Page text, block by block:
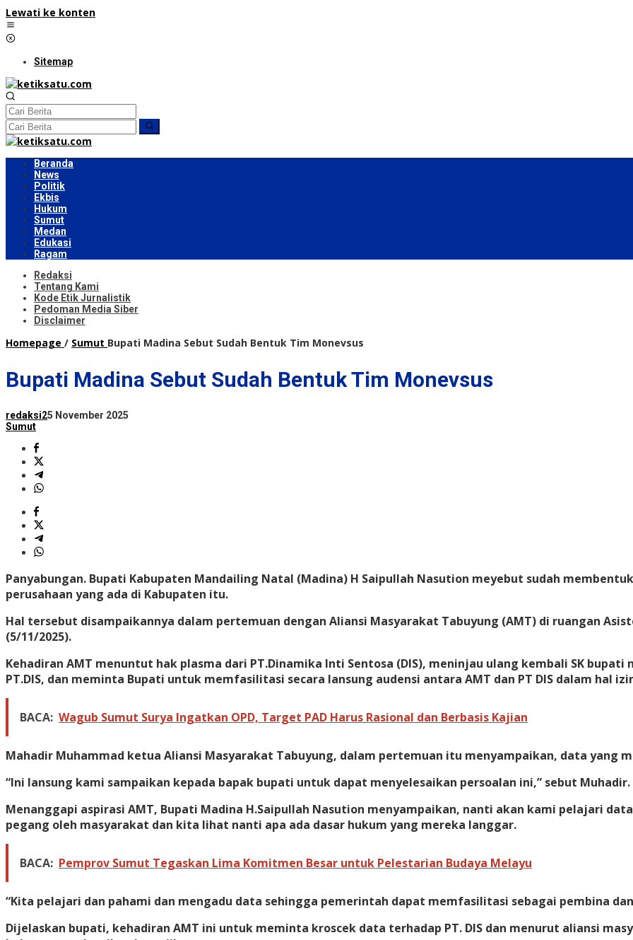
Lewati ke konten
Sitemap
Beranda
News
Politik
Ekbis
Hukum
Sumut
Medan
Edukasi
Ragam
Redaksi
Tentang Kami
Kode Etik Jurnalistik
Pedoman Media Siber
Disclaimer
Homepage / Sumut Bupati Madina Sebut Sudah Bentuk Tim Monevsus
Bupati Madina Sebut Sudah Bentuk Tim Monevsus
redaksi25 November 2025
Sumut
Panyabungan. Bupati Kabupaten Mandailing Natal (Madina) H Saipullah Nasution meyebut sudah
perusahaan yang ada di Kabupaten itu.
Hal tersebut disampaikannya dalam pertemuan dengan Aliansi Masyarakat Tabuyung (AMT) di ruangan
(5/11/2025).
Kehadiran AMT menuntut hak plasma dari PT.Dinamika Inti Sentosa (DIS), meninjau ulang kembali SK
PT.DIS, dan meminta Bupati untuk memfasilitasi secara lansung audensi antara AMT dan PT DIS dalam hal
BACA: Wagub Sumut Surya Ingatkan OPD, Target PAD Harus Rasional dan Berbasis Kajian
Mahadir Muhammad ketua Aliansi Masyarakat Tabuyung, dalam pertemuan itu menyampaikan, data yang
“Ini lansung kami sampaikan kepada bapak bupati untuk dapat menyelesaikan persoalan ini,” sebut Muhadir.
Menanggapi aspirasi AMT, Bupati Madina H.Saipullah Nasution menyampaikan, nanti akan kami pelajari
pegang oleh masyarakat dan kita lihat nanti apa ada dasar hukum yang mereka langgar.
BACA: Pemprov Sumut Tegaskan Lima Komitmen Besar untuk Pelestarian Budaya Melayu
“Kita pelajari dan pahami dan mengadu data sehingga pemerintah dapat memfasilitasi sebagai pembina
Dijelaskan bupati, kehadiran AMT ini untuk meminta kroscek data terhadap PT. DIS dan menurut aliansi